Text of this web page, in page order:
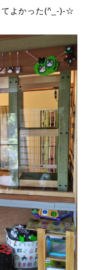
てよかった(^_-)-☆